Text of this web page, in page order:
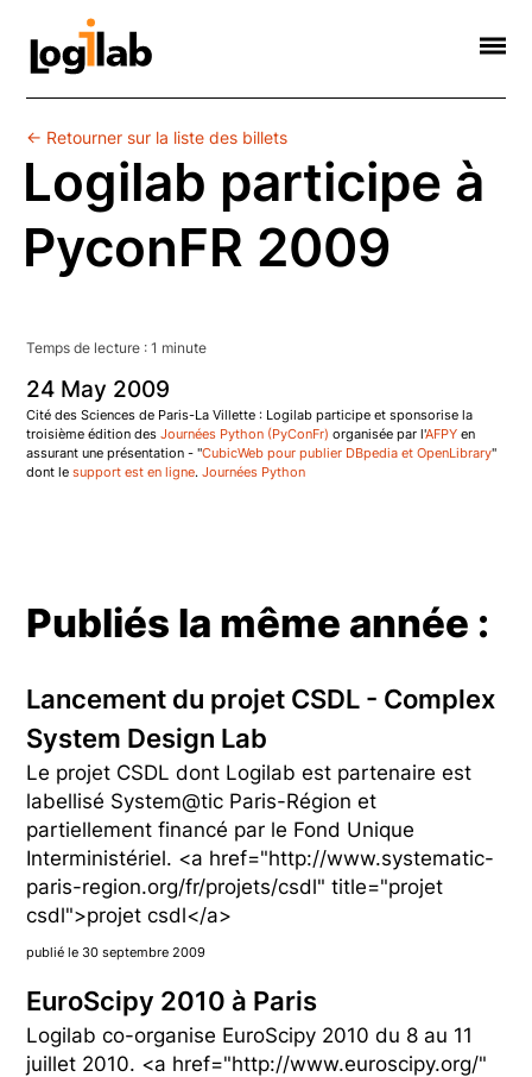
Société
Web Sémantique
Formations
Informatique Scientifique
Contact
← Retourner sur la liste des billets
Logilab participe à
PyconFR 2009
Temps de lecture : 1 minute
24 May 2009
Cité des Sciences de Paris-La Villette : Logilab participe et sponsorise la
troisième édition des Journées Python (PyConFr) organisée par l'AFPY en
assurant une présentation - "CubicWeb pour publier DBpedia et OpenLibrary"
dont le support est en ligne. Journées Python
Publiés la même année :
Lancement du projet CSDL - Complex
System Design Lab
Le projet CSDL dont Logilab est partenaire est
labellisé System@tic Paris-Région et
partiellement financé par le Fond Unique
Interministériel. <a href="http://www.systematic-
paris-region.org/fr/projets/csdl" title="projet
csdl">projet csdl</a>
publié le 30 septembre 2009
EuroScipy 2010 à Paris
Logilab co-organise EuroScipy 2010 du 8 au 11
juillet 2010. <a href="http://www.euroscipy.org/"